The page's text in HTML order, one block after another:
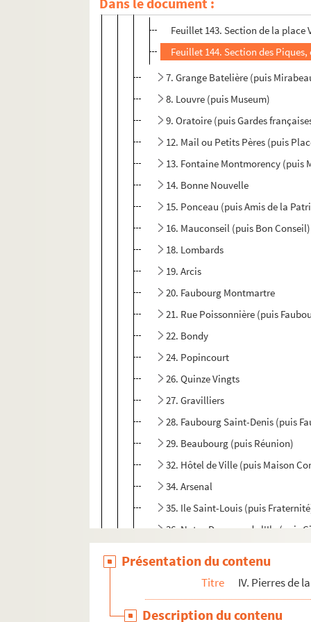
5. Place Vendôme (puis Piques,
Feuillet 143. Section de la
Feuillet 144. Section des
7. Grange Batelière (puis
8. Louvre (puis Museum)
9. Oratoire (puis Gardes
12. Mail ou Petits Pères (puis
13. Fontaine Montmorency (puis
14. Bonne Nouvelle
15. Ponceau (puis Amis de la
16. Mauconseil (puis Bon Conseil)
18. Lombards
19. Arcis
20. Faubourg Montmartre
21. Rue Poissonnière (puis
22. Bondy
24. Popincourt
26. Quinze Vingts
27. Gravilliers
28. Faubourg Saint-Denis (puis
29. Beaubourg (puis Réunion)
32. Hôtel de Ville (puis Maison
34. Arsenal
35. Ile Saint-Louis (puis
36. Notre-Dame ou de l'Ile (puis
40. Quatre Nations (puis l'Unité)
Présentation du contenu
Titre IV. Pierres de
Description du contenu